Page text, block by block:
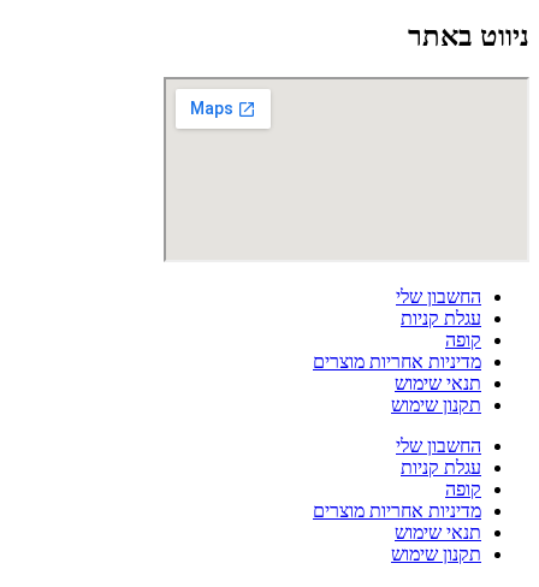
ניווט באתר
החשבון שלי
עגלת קניות
קופה
מדיניות אחריות מוצרים
תנאי שימוש
תקנון שימוש
החשבון שלי
עגלת קניות
קופה
מדיניות אחריות מוצרים
תנאי שימוש
תקנון שימוש